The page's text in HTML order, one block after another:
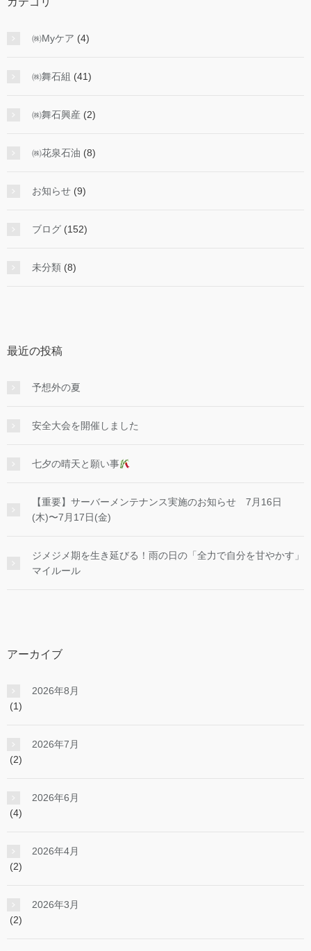
㈱Myケア (4)
㈱舞石組 (41)
㈱舞石興産 (2)
㈱花泉石油 (8)
お知らせ (9)
ブログ (152)
未分類 (8)
最近の投稿
予想外の夏
安全大会を開催しました
七夕の晴天と願い事
【重要】サーバーメンテナンス実施のお知らせ 7月16日
(木)〜7月17日(金)
ジメジメ期を生き延びる！雨の日の「全力で自分を甘やかす」
マイルール
アーカイブ
2026年8月
(1)
2026年7月
(2)
2026年6月
(4)
2026年4月
(2)
2026年3月
(2)